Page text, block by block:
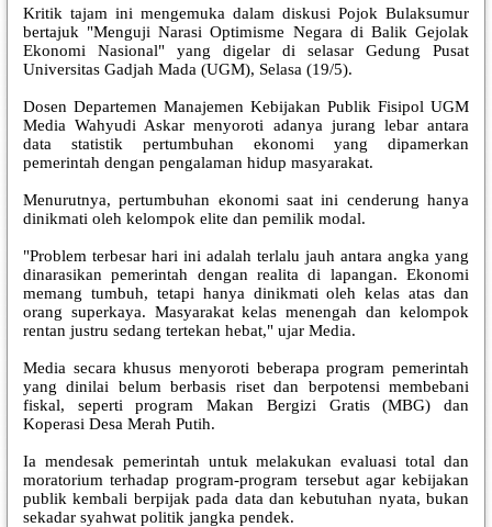
Kritik tajam ini mengemuka dalam diskusi Pojok Bulaksumur
bertajuk "Menguji Narasi Optimisme Negara di Balik Gejolak
Ekonomi Nasional" yang digelar di selasar Gedung Pusat
Universitas Gadjah Mada (UGM), Selasa (19/5).
Dosen Departemen Manajemen Kebijakan Publik Fisipol UGM
Media Wahyudi Askar menyoroti adanya jurang lebar antara
data statistik pertumbuhan ekonomi yang dipamerkan
pemerintah dengan pengalaman hidup masyarakat.
Menurutnya, pertumbuhan ekonomi saat ini cenderung hanya
dinikmati oleh kelompok elite dan pemilik modal.
"Problem terbesar hari ini adalah terlalu jauh antara angka yang
dinarasikan pemerintah dengan realita di lapangan. Ekonomi
memang tumbuh, tetapi hanya dinikmati oleh kelas atas dan
orang superkaya. Masyarakat kelas menengah dan kelompok
rentan justru sedang tertekan hebat," ujar Media.
Media secara khusus menyoroti beberapa program pemerintah
yang dinilai belum berbasis riset dan berpotensi membebani
fiskal, seperti program Makan Bergizi Gratis (MBG) dan
Koperasi Desa Merah Putih.
Ia mendesak pemerintah untuk melakukan evaluasi total dan
moratorium terhadap program-program tersebut agar kebijakan
publik kembali berpijak pada data dan kebutuhan nyata, bukan
sekadar syahwat politik jangka pendek.